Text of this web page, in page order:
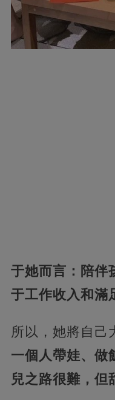
于她而言：陪伴
于工作收入和滿
所以，她將自己
一個人帶娃、做
兒之路很難，但